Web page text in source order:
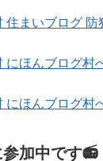
に参加中